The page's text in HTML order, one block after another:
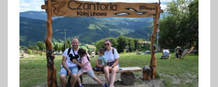
7